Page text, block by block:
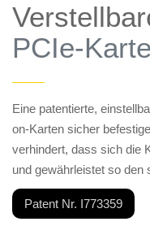
PCIe-
——
Eine patentierte,
on-Karten sicher
verhindert, dass sich die
und gewährleistet so den
Patent Nr. I773359